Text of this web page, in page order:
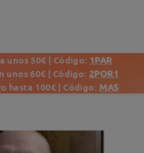
unos 50€ | Código: 1PAR
unos 60€ | Código: 2POR1
hasta 100€ | Código: MAS